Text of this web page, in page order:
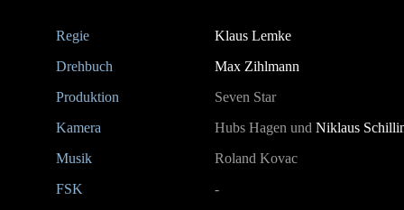
Regie
Klaus Lemke
Drehbuch
Max Zihlmann
Produktion
Seven Star
Kamera
Hubs Hagen und Niklaus
Musik
Roland Kovac
FSK
-